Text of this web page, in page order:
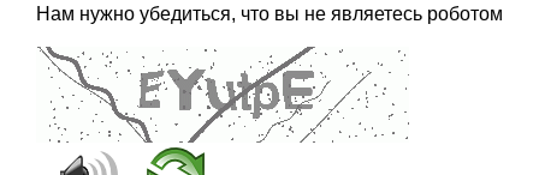
Нам нужно убедиться, что вы не являетесь роботом